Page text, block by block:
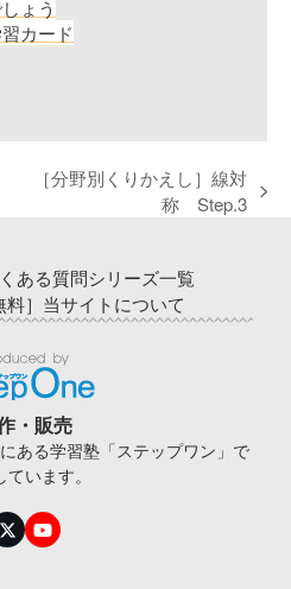
ょう
カード
［分野別くりかえし］線対
称 Step.3
ある質問シリーズ一覧
］ 当サイトについて
・販売
ある学習塾「ステップワン」で
います。
TwitterYouTube